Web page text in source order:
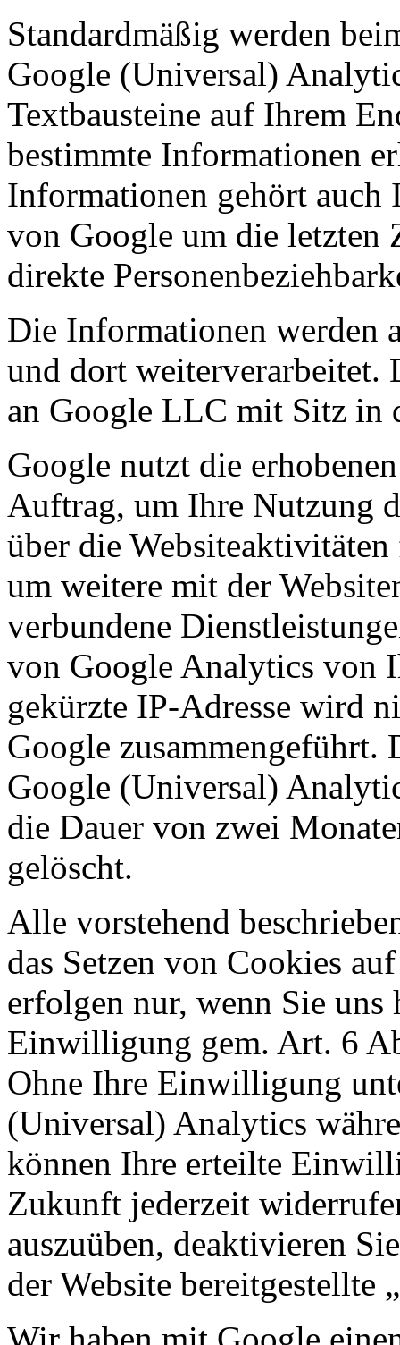
Standardmäßig werden
Google (Universal)
Textbausteine auf Ihrem
bestimmte Informationen
Informationen gehört auch
von Google um die
direkte
Die Informationen werden
und dort weiterverarbeitet.
an Google LLC mit Sitz in
Google nutzt die
Auftrag, um Ihre Nutzung
über die
um weitere mit der
verbundene
von Google Analytics von
gekürzte IP-Adresse wird
Google zusammengeführt.
Google (Universal)
die Dauer von zwei
gelöscht.
Alle vorstehend
das Setzen von Cookies
erfolgen nur, wenn Sie
Einwilligung gem. Art. 6
Ohne Ihre Einwilligung
(Universal) Analytics
können Ihre erteilte
Zukunft jederzeit
auszuüben, deaktivieren
der Website bereitgestellte